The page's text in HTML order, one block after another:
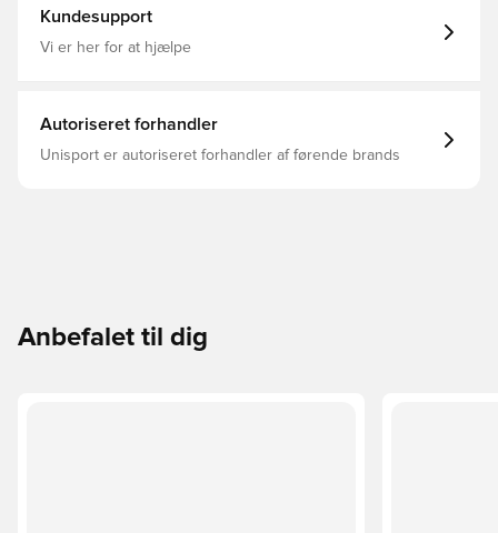
Kundesupport
Vi er her for at hjælpe
Autoriseret forhandler
Unisport er autoriseret forhandler af førende brands
Anbefalet til dig